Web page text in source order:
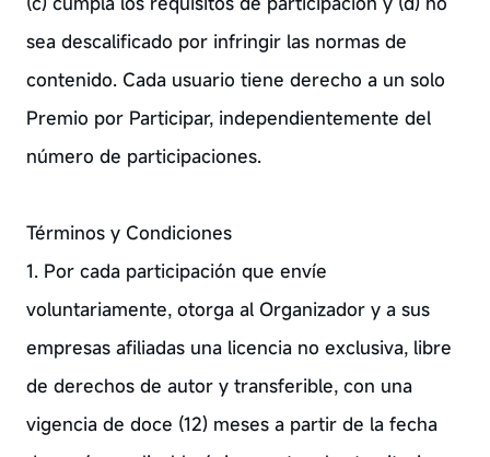
sea descalificado por infringir las normas de
contenido. Cada usuario tiene derecho a un solo
Premio por Participar, independientemente del
número de participaciones.
Términos y Condiciones
1. Por cada participación que envíe
voluntariamente, otorga al Organizador y a sus
empresas afiliadas una licencia no exclusiva, libre
de derechos de autor y transferible, con una
vigencia de doce (12) meses a partir de la fecha